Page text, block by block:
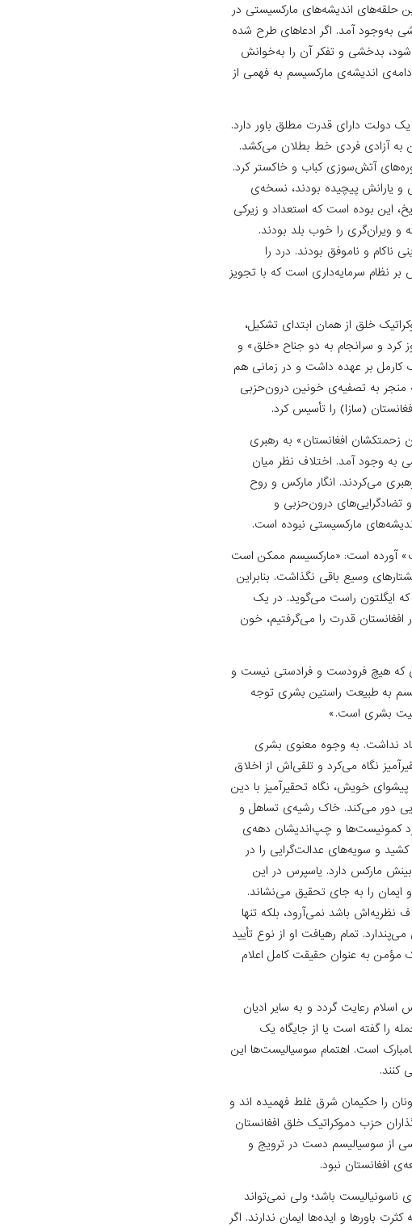
حلقه‌های اندیشه‌های مارکسیستی در
به‌وجود آمد. اگر ادعاهای طرح شده
بدخشی و تفکر آن را به‌خوانش
اندیشه‌ی مارکسیسم به ‌فهمی از
دولت دارای قدرت مطلق باور دارد.
به آزادی فردی خط بطلان می‌کشد.
آتش‌سوزی کباب و خاکستر کرد.
یارانش پیچیده بودند، نسخه‌ی
این بوده است که استعداد و زیرکی
و ویران‌گری را خوب بلد بودند.
ناکام و ناموفق بودند. درد را
نظام سرمایه‌داری است که با تجویز
خلق از همان ابتدای تشکیل،
و سرانجام به دو جناح «خلق» و
کارمل بر عهده داشت و در زمانی هم
به تصفیه‌ی خونین درون‌حزبی
(سازا) را تأسیس کرد.
زحمتکشان افغانستان» به رهبری
به وجود آمد. اختلاف نظر میان
می‌کردند. انگار مارکس و روح
تضادگرایی‌های درون‌حزبی و
مارکسیستی نبوده است.
آورده است: «مارکسیسم ممکن است
وسیع باقی نگذاشت. بنابراین
ایگلتون راست می‌گوید. در یک
قدرت را می‌گرفتیم، خون
که هیچ فرودست و فرادستی نیست و
به طبیعت راستین بشری توجه
بشری است.»
نداشت. به وجوه معنوی بشری
نگاه می‌کرد و تلقی‌اش از اخلاق
خویش، نگاه تحقیرآمیز با دین
دور می‌کند. خاک رشیه‌ی تساهل و
کمونیست‌ها و چپ‌اندیشان دهه‌ی
و سویه‌های عدالت‌گرایی را در
مارکس دارد. یاسپرس در این
را به جای تحقیق می‌نشاند.
باشد نمی‌آرود، بلکه تنها
تمام رهیافت او از نوع تأیید
به ‌عنوان حقیقت کامل اعلام
رعایت گردد و به سایر ادیان
را گفته ‌است یا از جایگاه یک
است. اهتمام سوسیالیست‌ها این
کنند.
را حکیمان شرق غلط فهمیده ‌اند و
حزب دموکراتیک خلق افغانستان
از سوسیالیسم دست در ترویج و
افغانستان نبود.
باشد؛ ولی نمی‌تواند
باورها و ایده‌ها ایمان ندارند. اگر